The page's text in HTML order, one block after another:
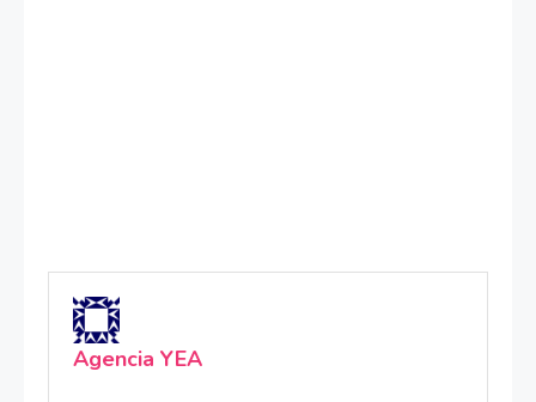
Agencia YEA